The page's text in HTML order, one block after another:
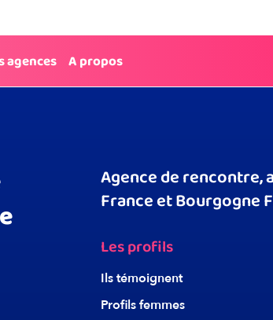
agences A propos
internet
Agence de rencontre,
France et Bourgogne
Les profils
Ils témoignent
Profils femmes